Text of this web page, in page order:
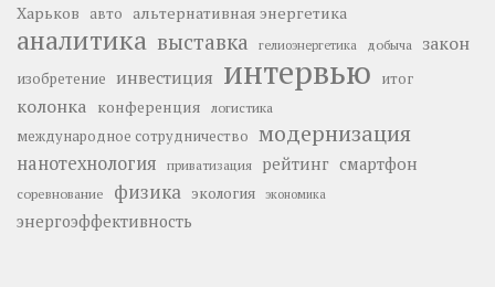
Харьков авто альтернативная энергетика
аналитика выставка гелиоэнергетика добыча закон
изобретение инвестиция интервью итог
колонка конференция логистика
международное сотрудничество модернизация
нанотехнология приватизация рейтинг смартфон
соревнование физика экология экономика
энергоэффективность